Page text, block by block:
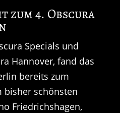
4. Obscura
Specials und
Hannover, fand das
bereits zum
bisher schönsten
Friedrichshagen,